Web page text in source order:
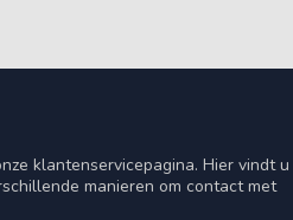
klantenservicepagina. Hier vindt u
manieren om contact met